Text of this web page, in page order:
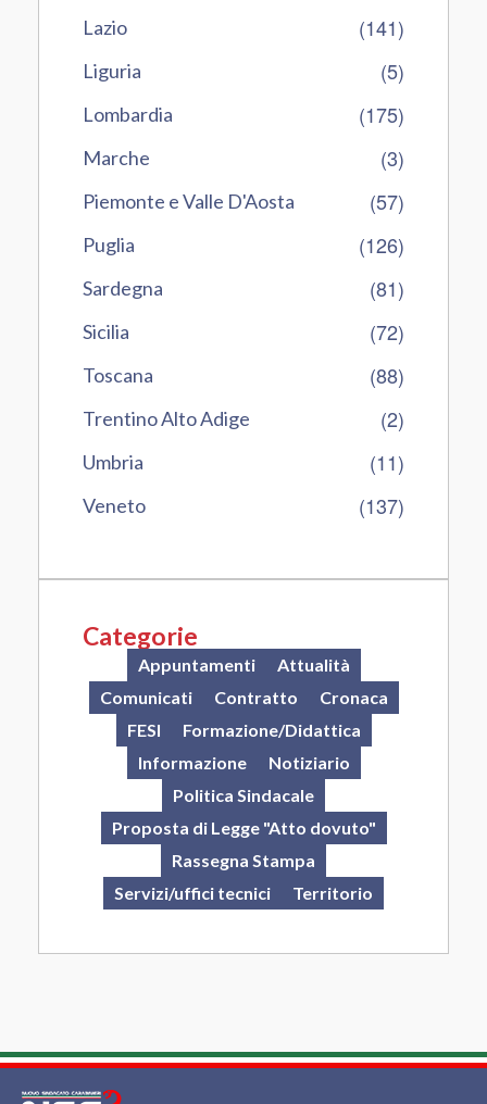
Lazio (141)
Liguria (5)
Lombardia (175)
Marche (3)
Piemonte e Valle D'Aosta (57)
Puglia (126)
Sardegna (81)
Sicilia (72)
Toscana (88)
Trentino Alto Adige (2)
Umbria (11)
Veneto (137)
Categorie
Appuntamenti
Attualità
Comunicati
Contratto
Cronaca
FESI
Formazione/Didattica
Informazione
Notiziario
Politica Sindacale
Proposta di Legge "Atto dovuto"
Rassegna Stampa
Servizi/uffici tecnici
Territorio